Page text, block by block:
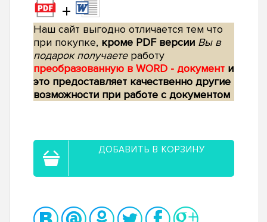
+
Наш сайт выгодно отличается тем что
при покупке, кроме PDF версии Вы в
подарок получаетеработу
преобразованную в WORD - документ и
это предоставляет качественно другие
возможности при работе с документом
ДОБАВИТЬ В КОРЗИНУ